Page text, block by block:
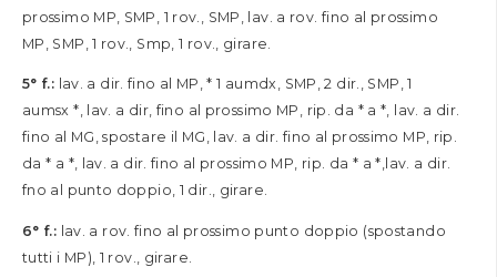
prossimo MP, SMP, 1 rov., SMP, lav. a rov. fino al prossimo
MP, SMP, 1 rov., Smp, 1 rov., girare.
5° f.: lav. a dir. fino al MP, * 1 aumdx, SMP, 2 dir., SMP, 1
aumsx *, lav. a dir, fino al prossimo MP, rip. da * a *, lav. a dir.
fino al MG, spostare il MG, lav. a dir. fino al prossimo MP, rip.
da * a *, lav. a dir. fino al prossimo MP, rip. da * a *,lav. a dir.
fno al punto doppio, 1 dir., girare.
6° f.: lav. a rov. fino al prossimo punto doppio (spostando
tutti i MP), 1 rov., girare.